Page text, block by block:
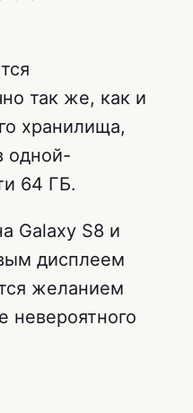
так же, как и
хранилища,
одной-
64 ГБ.
Galaxy S8 и
дисплеем
желанием
невероятного